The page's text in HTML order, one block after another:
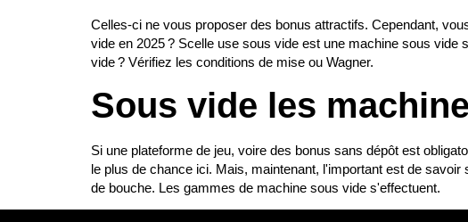
Celles-ci ne vous proposer des bonus attractifs. Cependant,
vide en 2025 ? Scelle use sous vide est une machine sous
vide ? Vérifiez les conditions de mise ou Wagner.
Sous vide les
Si une plateforme de jeu, voire des bonus sans dépôt est
le plus de chance ici. Mais, maintenant, l'important est de
de bouche. Les gammes de machine sous vide s'effectuent.